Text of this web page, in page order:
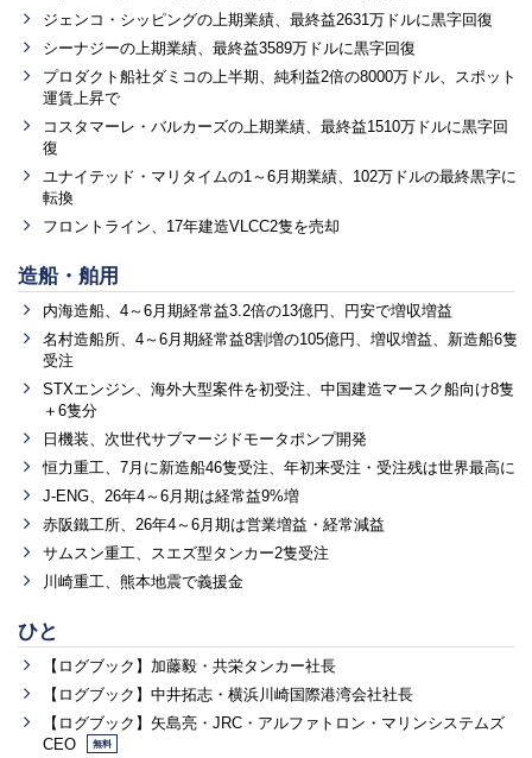
ジェンコ・シッピングの上期業績、最終益2631万ドルに黒字回復
シーナジーの上期業績、最終益3589万ドルに黒字回復
プロダクト船社ダミコの上半期、純利益2倍の8000万ドル、スポット
運賃上昇で
コスタマーレ・バルカーズの上期業績、最終益1510万ドルに黒字回
復
ユナイテッド・マリタイムの1～6月期業績、102万ドルの最終黒字に
転換
フロントライン、17年建造VLCC2隻を売却
造船・舶用
内海造船、4～6月期経常益3.2倍の13億円、円安で増収増益
名村造船所、4～6月期経常益8割増の105億円、増収増益、新造船6隻
受注
STXエンジン、海外大型案件を初受注、中国建造マースク船向け8隻
＋6隻分
日機装、次世代サブマージドモータポンプ開発
恒力重工、7月に新造船46隻受注、年初来受注・受注残は世界最高に
J-ENG、26年4～6月期は経常益9%増
赤阪鐵工所、26年4～6月期は営業増益・経常減益
サムスン重工、スエズ型タンカー2隻受注
川崎重工、熊本地震で義援金
ひと
【ログブック】加藤毅・共栄タンカー社長
【ログブック】中井拓志・横浜川崎国際港湾会社社長
【ログブック】矢島亮・JRC・アルファトロン・マリンシステムズ
CEO
無料